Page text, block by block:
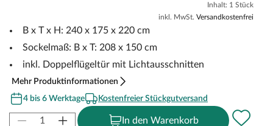
Inhalt: 1 Stück
inkl. MwSt. Versandkostenfrei
B x T x H: 240 x 175 x 220 cm
Sockelmaß: B x T: 208 x 150 cm
inkl. Doppelflügeltür mit Lichtausschnitten
Mehr Produktinformationen
4 bis 6 Werktage
Kostenfreier Stückgutversand
In den Warenkorb